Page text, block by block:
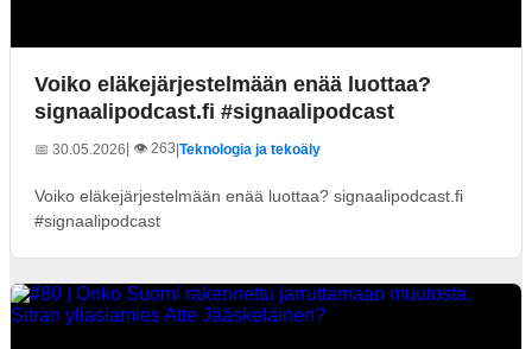
Voiko eläkejärjestelmään enää luottaa?
signaalipodcast.fi #signaalipodcast
📅 30.05.2026| 👁️ 263 Teknologia ja tekoäly
Voiko eläkejärjestelmään enää luottaa? signaalipodcast.fi
#signaalipodcast